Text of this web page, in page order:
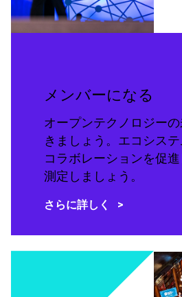
メンバーになる
オープンテクノロジー
きましょう。エコシステ
コラボレーションを促
測定しましょう。
さらに詳しく